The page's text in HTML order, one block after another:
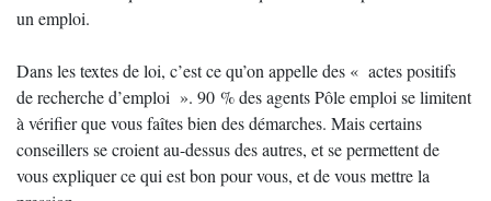
un emploi.
Dans les textes de loi, c’est ce qu’on appelle des « actes positifs
de recherche d’emploi ». 90 % des agents Pôle emploi se limitent
à vérifier que vous faîtes bien des démarches. Mais certains
conseillers se croient au-dessus des autres, et se permettent de
vous expliquer ce qui est bon pour vous, et de vous mettre la